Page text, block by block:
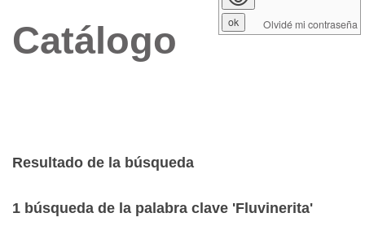
Catálogo
Resultado de la búsqueda
1 búsqueda de la palabra clave 'Fluvinerita'
Olvidé mi contraseña